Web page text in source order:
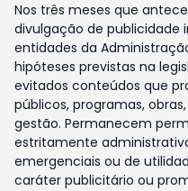
Nos três meses que
divulgação de publicidade
entidades da
hipóteses previstas na
evitados conteúdos que
públicos, programas,
gestão. Permanecem
estritamente
emergenciais ou de
caráter publicitário ou